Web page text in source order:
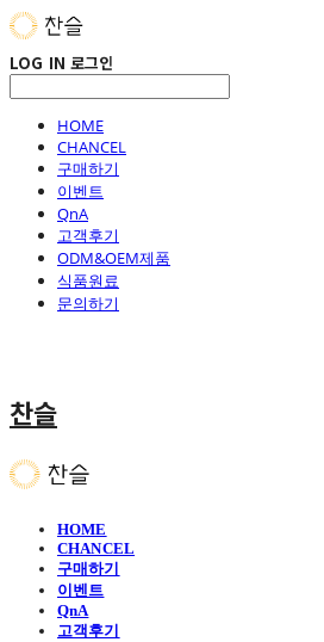
LOG IN 로그인
HOME
CHANCEL
구매하기
이벤트
QnA
고객후기
ODM&OEM제품
식품원료
문의하기
찬슬
HOME
CHANCEL
구매하기
이벤트
QnA
고객후기